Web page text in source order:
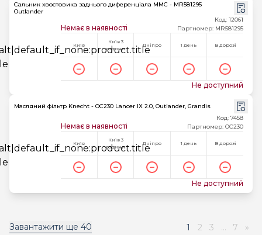
Сальник хвостовика заднього диференціала MMC - MR581295
Outlander
Немає в наявності
Код: 12061
Партномер: MR581295
Київ
Київ 3
години
Дніпро 1 день В дорозі
Не доступний
Масляний фільтр Knecht - OC230 Lancer IX 2.0, Outlander, Grandis
Немає в наявності
Код: 7458
Партномер: OC230
Київ
Київ 3
години
Дніпро 1 день В дорозі
Не доступний
Завантажити ще 40 1 2 3 ... 7 »